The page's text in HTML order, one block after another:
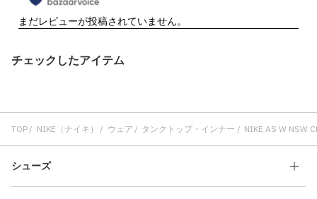
チェックしたアイテム
TOP NIKE（ナイキ） ウェア タンクトップ・インナー NIKE AS W NSW
シューズ